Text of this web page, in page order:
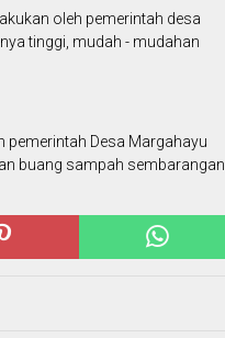
oleh pemerintah desa
tinggi, mudah - mudahan
pemerintah Desa Margahayu
buang sampah sembarangan,